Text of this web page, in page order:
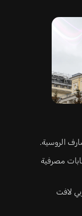
الروسية.
مصرفية
لافت